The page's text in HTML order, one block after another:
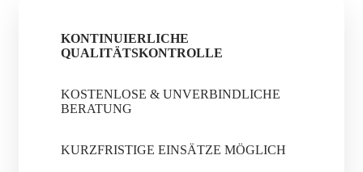
KONTINUIERLICHE
QUALITÄTSKONTROLLE
KOSTENLOSE & UNVERBINDLICHE
BERATUNG
KURZFRISTIGE EINSÄTZE MÖGLICH